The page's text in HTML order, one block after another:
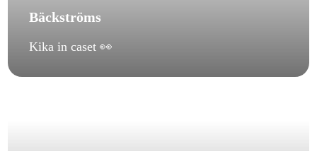
Bäckströms
Kika in caset 👀